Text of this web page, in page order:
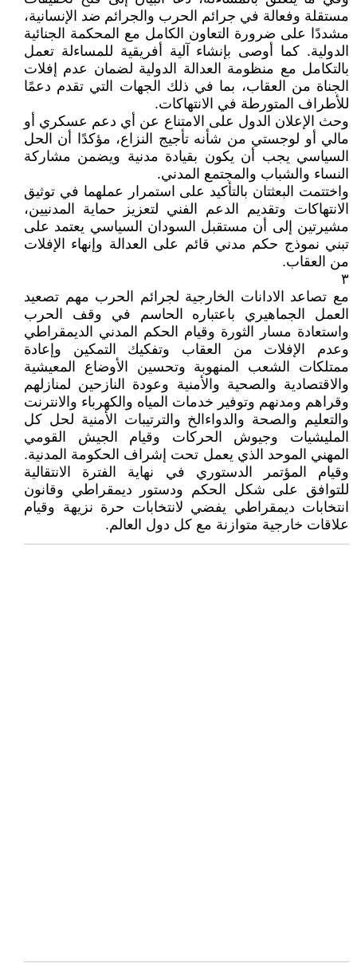
مستقلة وفعالة في جرائم الحرب والجرائم ضد الإنسانية،
مشددًا على ضرورة التعاون الكامل مع المحكمة الجنائية
الدولية. كما أوصى بإنشاء آلية أفريقية للمساءلة تعمل
بالتكامل مع منظومة العدالة الدولية لضمان عدم إفلات
الجناة من العقاب، بما في ذلك الجهات التي تقدم دعمًا
للأطراف المتورطة في الانتهاكات.
وحث الإعلان الدول على الامتناع عن أي دعم عسكري أو
مالي أو لوجستي من شأنه تأجيج النزاع، مؤكدًا أن الحل
السياسي يجب أن يكون بقيادة مدنية ويضمن مشاركة
النساء والشباب والمجتمع المدني.
واختتمت البعثتان بالتأكيد على استمرار عملهما في توثيق
الانتهاكات وتقديم الدعم الفني لتعزيز حماية المدنيين،
مشيرتين إلى أن مستقبل السودان السياسي يعتمد على
تبني نموذج حكم مدني قائم على العدالة وإنهاء الإفلات
من العقاب.
٣
مع تصاعد الادانات الخارجية لجرائم الحرب مهم تصعيد
العمل الجماهيري باعتباره الحاسم في وقف الحرب
واستعادة مسار الثورة وقيام الحكم المدني الديمقراطي
وعدم الإفلات من العقاب وتفكيك التمكين وإعادة
ممتلكات الشعب المنهوبة وتحسين الأوضاع المعيشية
والاقتصادية والصحية والأمنية وعودة النازحين لمنازلهم
وقراهم ومدنهم وتوفير خدمات المياه والكهرباء والانترنت
والتعليم والصحة والدواءالخ والترتيبات الأمنية لحل كل
المليشيات وجيوش الحركات وقيام الجيش القومي
المهني الموحد الذي يعمل تحت إشراف الحكومة المدنية.
وقيام المؤتمر الدستوري في نهاية الفترة الانتقالية
للتوافق على شكل الحكم ودستور ديمقراطي وقانون
انتخابات ديمقراطي يفضي لانتخابات حرة نزيهة وقيام
علاقات خارجية متوازنة مع كل دول العالم.